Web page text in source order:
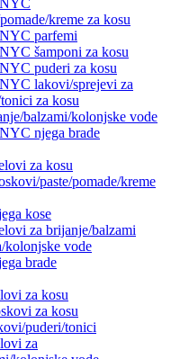
kreme za kosu
parfemi
šamponi za kosu
puderi za kosu
lakovi/sprejevi za
za kosu
balzami/kolonjske vode
njega brade
za kosu
paste/pomade/kreme
kose
za brijanje/balzami
kolonjske vode
brade
za kosu
za kosu
puderi/tonici
za